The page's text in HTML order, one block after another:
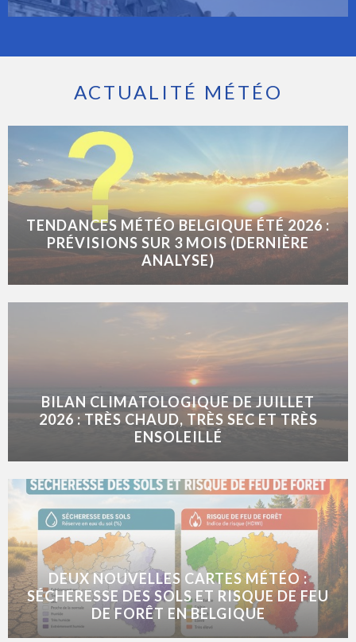
ACTUALITÉ MÉTÉO
TENDANCES MÉTÉO BELGIQUE ÉTÉ 2026 :
PRÉVISIONS SUR 3 MOIS (DERNIÈRE
ANALYSE)
BILAN CLIMATOLOGIQUE DE JUILLET
2026 : TRÈS CHAUD, TRÈS SEC ET TRÈS
ENSOLEILLÉ
DEUX NOUVELLES CARTES MÉTÉO :
SÉCHERESSE DES SOLS ET RISQUE DE FEU
DE FORÊT EN BELGIQUE